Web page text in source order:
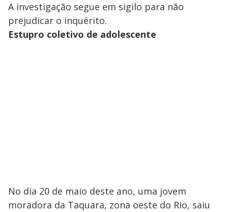
A investigação segue em sigilo para não
prejudicar o inquérito.
Estupro coletivo de adolescente
No dia 20 de maio deste ano, uma jovem
moradora da Taquara, zona oeste do Rio, saiu